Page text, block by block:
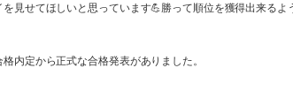
見せてほしいと思っています💪勝って順位を獲得出来るよ
内定から正式な合格発表がありました。